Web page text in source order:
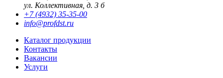
ул. Коллективная, д. 3 б
+7 (4932) 35-35-00
info@profdst.ru
Каталог продукции
Контакты
Вакансии
Услуги